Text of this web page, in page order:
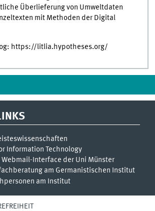
Überlieferung von Umweltdaten
mit Methoden der Digital
https://litlia.hypotheses.org/
Information Technology
Webmail-Interface der Uni Münster
am Germanistischen Institut
am Institut